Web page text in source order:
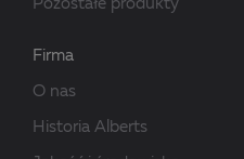
Pozostałe produkty
Firma
O nas
Historia Alberts